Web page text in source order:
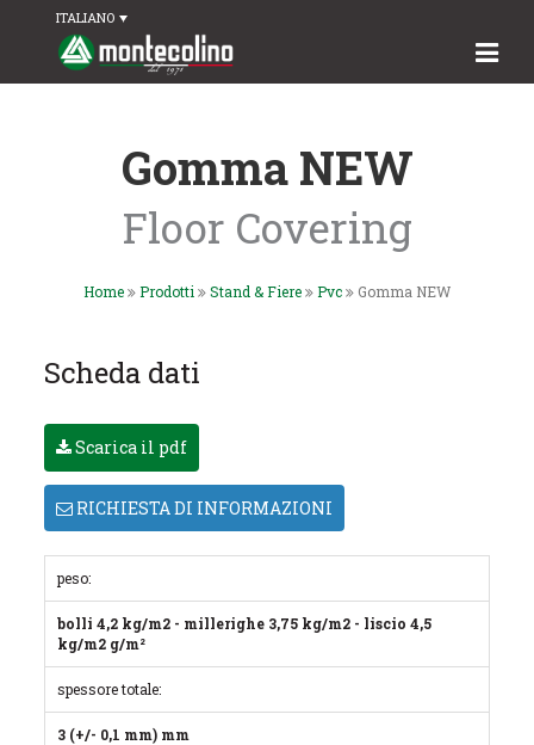
ITALIANO
Gomma NEW
Floor Covering
Home Prodotti Stand & Fiere Pvc Gomma NEW
Scheda dati
Scarica il pdf
RICHIESTA DI INFORMAZIONI
peso:
bolli 4,2 kg/m2 - millerighe 3,75 kg/m2 - liscio 4,5
kg/m2 g/m²
spessore totale:
3 (+/- 0,1 mm) mm